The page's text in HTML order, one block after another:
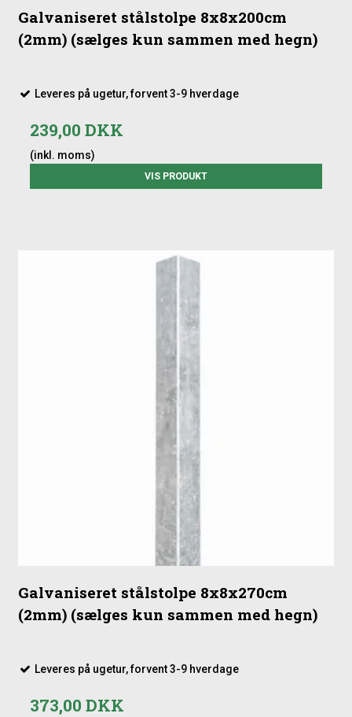
Galvaniseret stålstolpe 8x8x200cm
(2mm) (sælges kun sammen med hegn)
Leveres på ugetur, forvent 3-9 hverdage
239,00 DKK
(inkl. moms)
VIS PRODUKT
Galvaniseret stålstolpe 8x8x270cm
(2mm) (sælges kun sammen med hegn)
Leveres på ugetur, forvent 3-9 hverdage
373,00 DKK